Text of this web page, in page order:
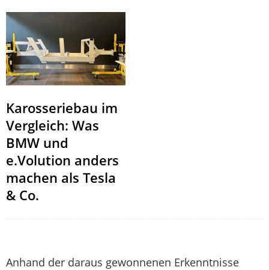
Karosseriebau im
Vergleich: Was
BMW und
e.Volution anders
machen als Tesla
& Co.
Anhand der daraus gewonnenen Erkenntnisse